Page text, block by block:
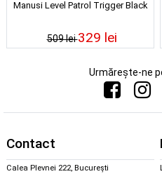
Manusi Level Patrol Trigger Black
509 lei329 lei
Urmărește-ne
Contact
Calea Plevnei 222, București